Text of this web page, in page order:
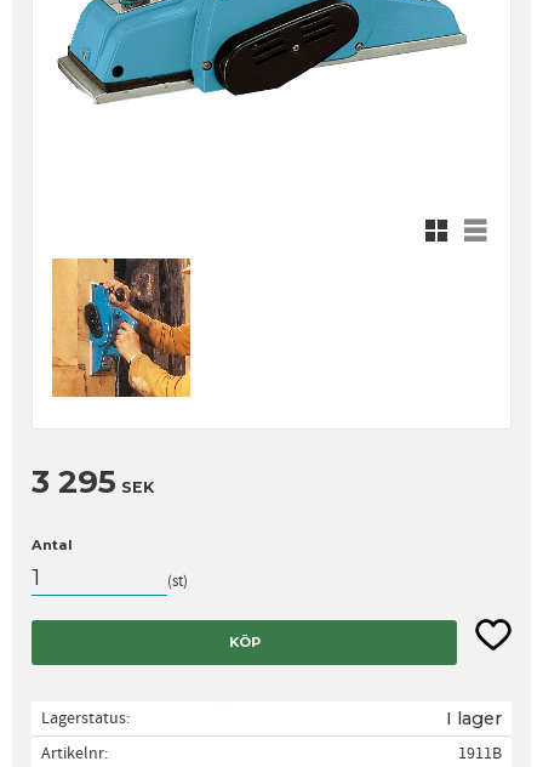
Rutnätsvy
Listvy
3 295 SEK
Antal
st
KÖP Lägg
Lagerstatus I lager
Artikelnr
1911B